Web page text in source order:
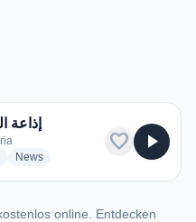
إذاعة
radio stations
Newsradio stations
favorite play_arrow
online. Entdecken